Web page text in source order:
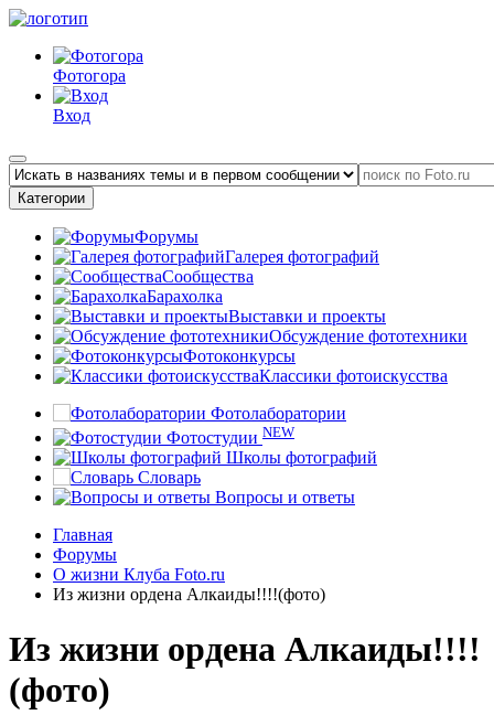
Фотогора
Вход
Категории
Форумы
Галерея фотографий
Сообщества
Барахолка
Выставки и проекты
Обсуждение фототехники
Фотоконкурсы
Классики фотоискусства
Фотолаборатории
Фотостудии NEW
Школы фотографий
Словарь
Вопросы и ответы
Главная
Форумы
О жизни Клуба Foto.ru
Из жизни ордена Алкаиды!!!!(фото)
Из жизни ордена Алкаиды!!!!
(фото)